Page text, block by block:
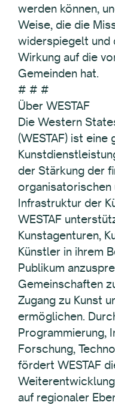
werden können,
Weise, die die
widerspiegelt
Wirkung auf die
Gemeinden hat.
# # #
Über WESTAF
Die Western
(WESTAF) ist eine
der Stärkung der
Infrastruktur der
WESTAF
Kunstagenturen,
Künstler in ihrem
Publikum
Gemeinschaften
Zugang zu Kunst
ermöglichen.
Programmierung,
Forschung,
fördert WESTAF
auf regionaler